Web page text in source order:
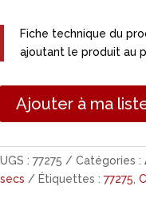
Fiche technique du
ajoutant le produit au
Ajouter à ma
UGS : 77275 Catégories :
secs
Étiquettes : 77275